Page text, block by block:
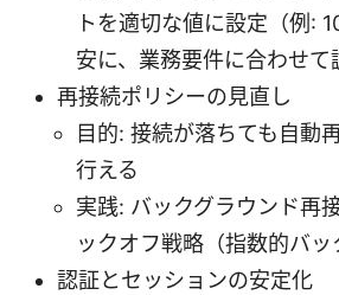
トを適切な値に設定（例:
安に、業務要件に合わせて
再接続ポリシーの見直し
目的: 接続が落ちても自動
行える
実践: バックグラウンド再
ックオフ戦略（指数的バッ
認証とセッションの安定化